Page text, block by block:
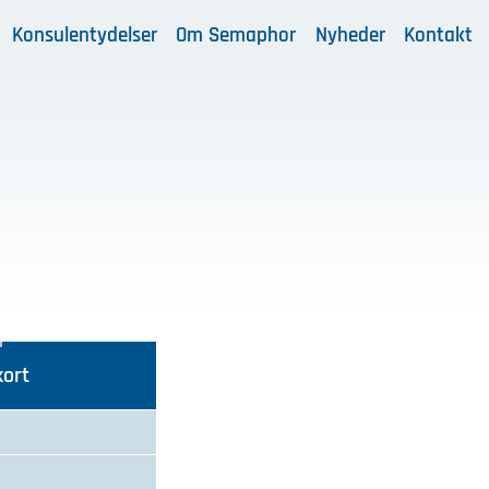
Konsulentydelser Om Semaphor Nyheder Kontakt